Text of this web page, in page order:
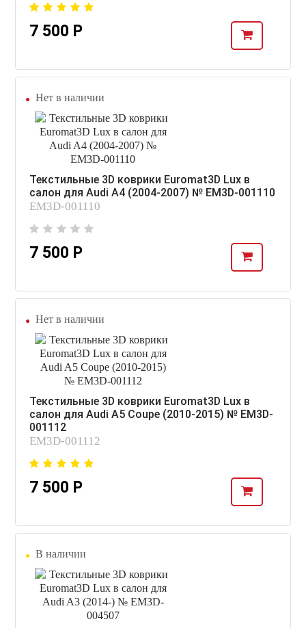
7 500 Р
Нет в наличии
Текстильные 3D коврики Euromat3D Lux в
салон для Audi A4 (2004-2007) № EM3D-001110
EM3D-001110
7 500 Р
Нет в наличии
Текстильные 3D коврики Euromat3D Lux в
салон для Audi A5 Coupe (2010-2015) № EM3D-
001112
EM3D-001112
7 500 Р
В наличии